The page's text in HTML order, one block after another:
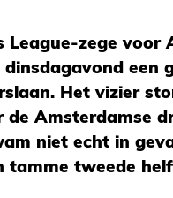
League-zege voor
een
Het vizier
de Amsterdamse
niet echt in
tamme tweede